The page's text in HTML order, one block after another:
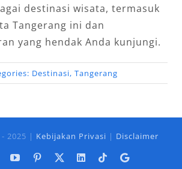
destinasi wisata, termasuk
Tangerang ini dan
yang hendak Anda kunjungi.
Destinasi, Tangerang
2025 | Kebijakan Privasi | Disclaimer
YouTubePinterest LinkedIn
TiktokGoogle